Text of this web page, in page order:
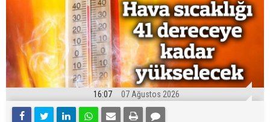
16:07 07 Ağustos 2026